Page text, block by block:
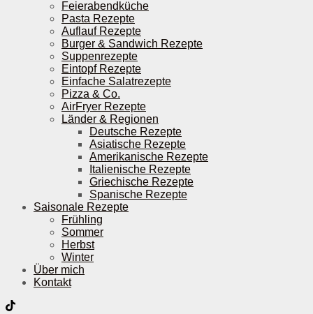
Feierabendküche
Pasta Rezepte
Auflauf Rezepte
Burger & Sandwich Rezepte
Suppenrezepte
Eintopf Rezepte
Einfache Salatrezepte
Pizza & Co.
AirFryer Rezepte
Länder & Regionen
Deutsche Rezepte
Asiatische Rezepte
Amerikanische Rezepte
Italienische Rezepte
Griechische Rezepte
Spanische Rezepte
Saisonale Rezepte
Frühling
Sommer
Herbst
Winter
Über mich
Kontakt